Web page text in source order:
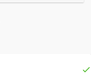
